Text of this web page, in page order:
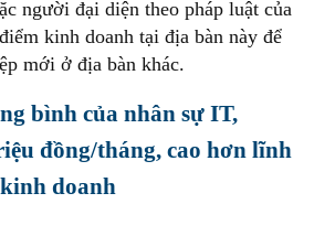
người đại diện theo pháp luật của
kinh doanh tại địa bàn này để
mới ở địa bàn khác.
bình của nhân sự IT,
đồng/tháng, cao hơn lĩnh
doanh